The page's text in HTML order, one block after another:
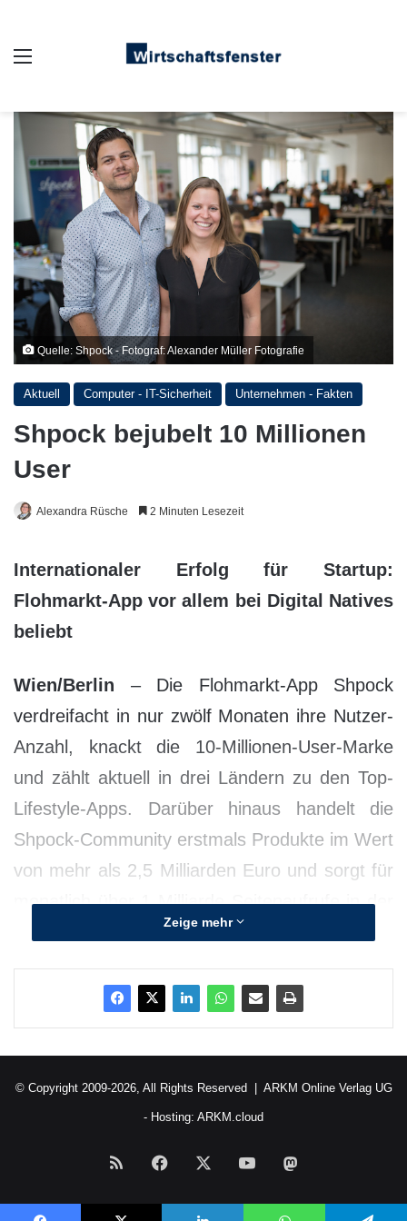
Quelle: Shpock - Fotograf: Alexander Müller Fotografie
Aktuell Computer - IT-Sicherheit Unternehmen - Fakten
Shpock bejubelt 10 Millionen
User
Alexandra Rüsche 2 Minuten Lesezeit
Internationaler Erfolg für Startup:
Flohmarkt-App vor allem bei Digital Natives
beliebt
Wien/Berlin – Die Flohmarkt-App Shpock
verdreifacht in nur zwölf Monaten ihre Nutzer-
Anzahl, knackt die 10-Millionen-User-Marke
und zählt aktuell in drei Ländern zu den Top-
Lifestyle-Apps. Darüber hinaus handelt die
Shpock-Community erstmals Produkte im Wert
von mehr als 2,5 Milliarden Euro und sorgt für
monatlich über 1 Milliarde Seitenaufrufe in der
iOS- und Android-App.Zeige mehr
© Copyright 2009-2026, All Rights Reserved | ARKM Online Verlag UG
- Hosting: ARKM.cloud
RSS Facebook YouTube